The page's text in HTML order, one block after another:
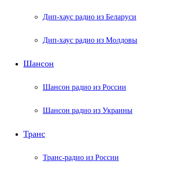
Дип-хаус радио из Беларуси
Дип-хаус радио из Молдовы
Шансон
Шансон радио из России
Шансон радио из Украины
Транс
Транс-радио из России